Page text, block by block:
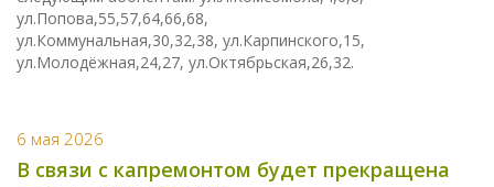
ул.Попова,55,57,64,66,68,
ул.Коммунальная,30,32,38, ул.Карпинского,15,
ул.Молодёжная,24,27, ул.Октябрьская,26,32.
6 мая 2026
В связи с капремонтом будет прекращена